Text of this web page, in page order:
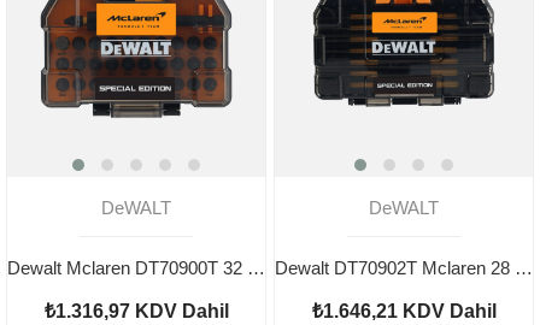
DeWALT
Dewalt Mclaren DT70900T 32 Parça Flextorq Darbeli Uç Seti
₺1.316,97 KDV Dahil
DeWALT
Dewalt DT70902T Mclaren 28 Parça Flextorq Tornavida Uç Seti
₺1.646,21 KDV Dahil